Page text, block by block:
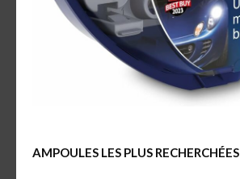
AMPOULES LES PLUS RECHERCHÉES